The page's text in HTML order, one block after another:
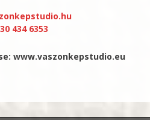
434 6353
www.vaszonkepstudio.eu